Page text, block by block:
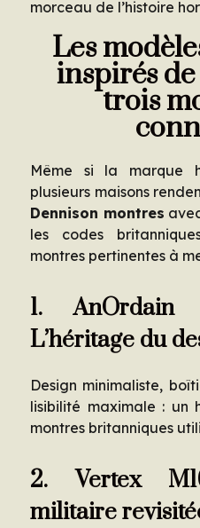
morceau de l’histoire
Les
inspirés
trois
Même si la marque
plusieurs maisons
Dennison montres
les codes
montres pertinentes à
1.
L’héritage du
Design minimaliste,
lisibilité maximale : un
montres britanniques
2. Vertex
militaire